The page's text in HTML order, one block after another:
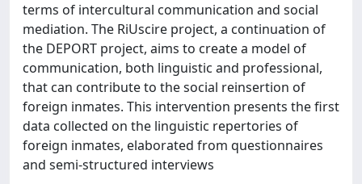
terms of intercultural communication and social
mediation. The RiUscire project, a continuation of
the DEPORT project, aims to create a model of
communication, both linguistic and professional,
that can contribute to the social reinsertion of
foreign inmates. This intervention presents the first
data collected on the linguistic repertories of
foreign inmates, elaborated from questionnaires
and semi-structured interviews